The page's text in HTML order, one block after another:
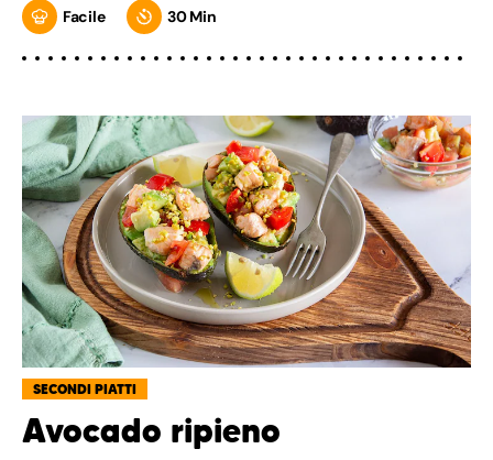
Facile 30 Min
SECONDI PIATTI
Avocado ripieno